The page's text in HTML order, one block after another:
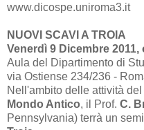
www.dicospe.uniroma3.it
NUOVI SCAVI A TROIA
Venerdì 9 Dicembre 2011,
Aula del Dipartimento di
via Ostiense 234/236 -
Nell'ambito delle attività del
Mondo Antico, il Prof. C.
Pennsylvania) terrà un